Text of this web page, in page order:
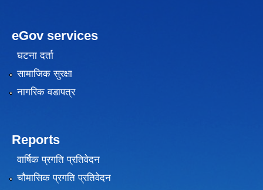
eGov services
घटना दर्ता
सामाजिक सुरक्षा
नागरिक वडापत्र
Reports
वार्षिक प्रगति प्रतिवेदन
चौमासिक प्रगति प्रतिवेदन